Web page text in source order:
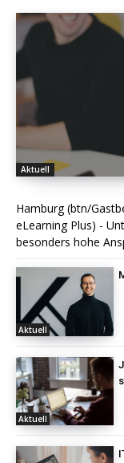
Aktuell
Hamburg (btn/
eLearning Plus) -
besonders hohe
Aktuell
Aktuell